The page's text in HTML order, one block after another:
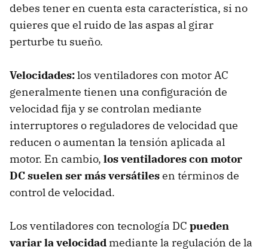
debes tener en cuenta esta característica, si no
quieres que el ruido de las aspas al girar
perturbe tu sueño.
Velocidades:los ventiladores con motor AC
generalmente tienen una configuración de
velocidad fija y se controlan mediante
interruptores o reguladores de velocidad que
reducen o aumentan la tensión aplicada al
motor. En cambio, los ventiladores con motor
DC suelen ser más versátilesen términos de
control de velocidad.
Los ventiladores con tecnología DC pueden
variar la velocidad mediante la regulación de la